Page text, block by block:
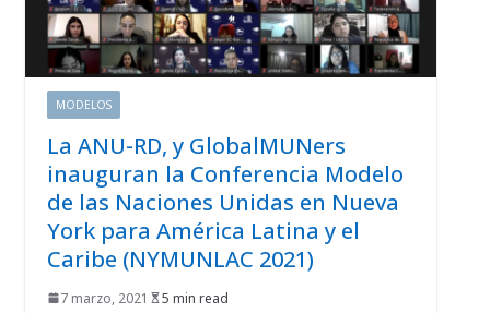
MODELOS
La ANU-RD, y GlobalMUNers
inauguran la Conferencia Modelo
de las Naciones Unidas en Nueva
York para América Latina y el
Caribe (NYMUNLAC 2021)
7 marzo, 2021 5 min read